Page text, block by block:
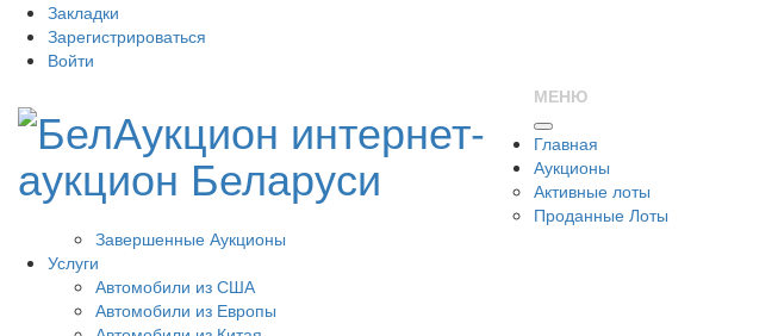
Закладки
Зарегистрироваться
Войти
МЕНЮ
Главная
Аукционы
Активные лоты
Проданные Лоты
Завершенные Аукционы
Услуги
Автомобили из США
Автомобили из Европы